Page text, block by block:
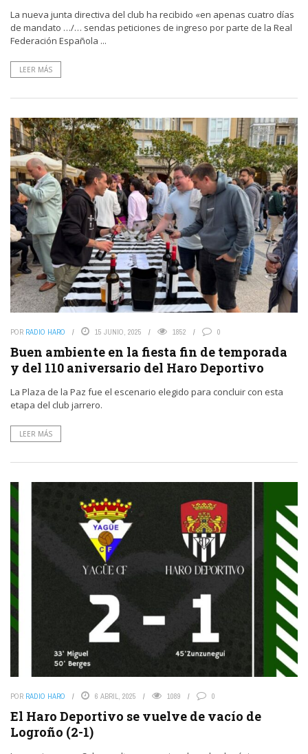
La nueva junta directiva del club ha recibido «en apenas cuatro días
de mandato …/… sendas peticiones de ingreso por parte de la Real
Federación Española ...
LEER MÁS
POR RADIO HARO 15 JUNIO, 2025 1852 0
Buen ambiente en la fiesta fin de temporada
y del 110 aniversario del Haro Deportivo
La Plaza de la Paz fue el escenario elegido para concluir con esta
etapa del club jarrero.
LEER MÁS
POR RADIO HARO 6 ABRIL, 2025 1089 0
El Haro Deportivo se vuelve de vacío de
Logroño (2-1)